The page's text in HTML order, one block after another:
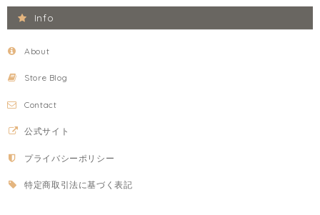
Info
About
Store Blog
Contact
公式サイト
プライバシーポリシー
特定商取引法に基づく表記